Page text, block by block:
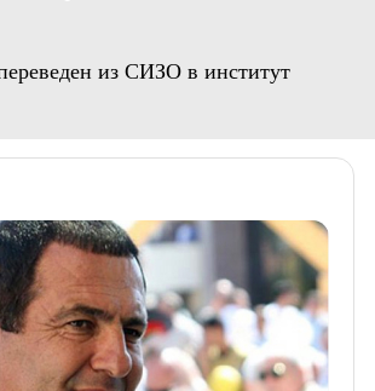
из СИЗО в институт